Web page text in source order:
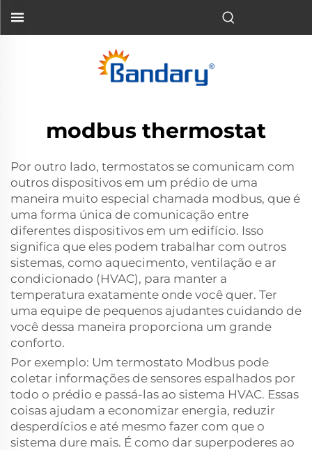
modbus thermostat
Por outro lado, termostatos se comunicam com
outros dispositivos em um prédio de uma
maneira muito especial chamada modbus, que é
uma forma única de comunicação entre
diferentes dispositivos em um edifício. Isso
significa que eles podem trabalhar com outros
sistemas, como aquecimento, ventilação e ar
condicionado (HVAC), para manter a
temperatura exatamente onde você quer. Ter
uma equipe de pequenos ajudantes cuidando de
você dessa maneira proporciona um grande
conforto.
Por exemplo: Um termostato Modbus pode
coletar informações de sensores espalhados por
todo o prédio e passá-las ao sistema HVAC. Essas
coisas ajudam a economizar energia, reduzir
desperdícios e até mesmo fazer com que o
sistema dure mais. É como dar superpoderes ao